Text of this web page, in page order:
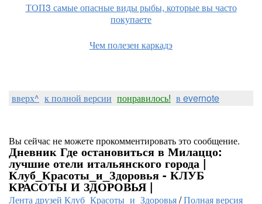
ТОП3 самые опасные виды рыбы, которые вы часто
покупаете
Чем полезен каркадэ
вверх^ к полной версии понравилось! в evernote
Вы сейчас не можете прокомментировать это сообщение.
Дневник Где остановиться в Милаццо:
лучшие отели итальянского города |
Клуб_Красоты_и_Здоровья - КЛУБ
КРАСОТЫ И ЗДОРОВЬЯ |
Лента друзей Клуб_Красоты_и_Здоровья/Полная версия